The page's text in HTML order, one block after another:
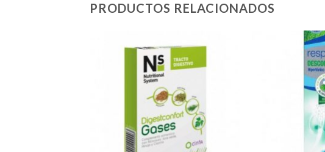
PRODUCTOS RELACIONADOS